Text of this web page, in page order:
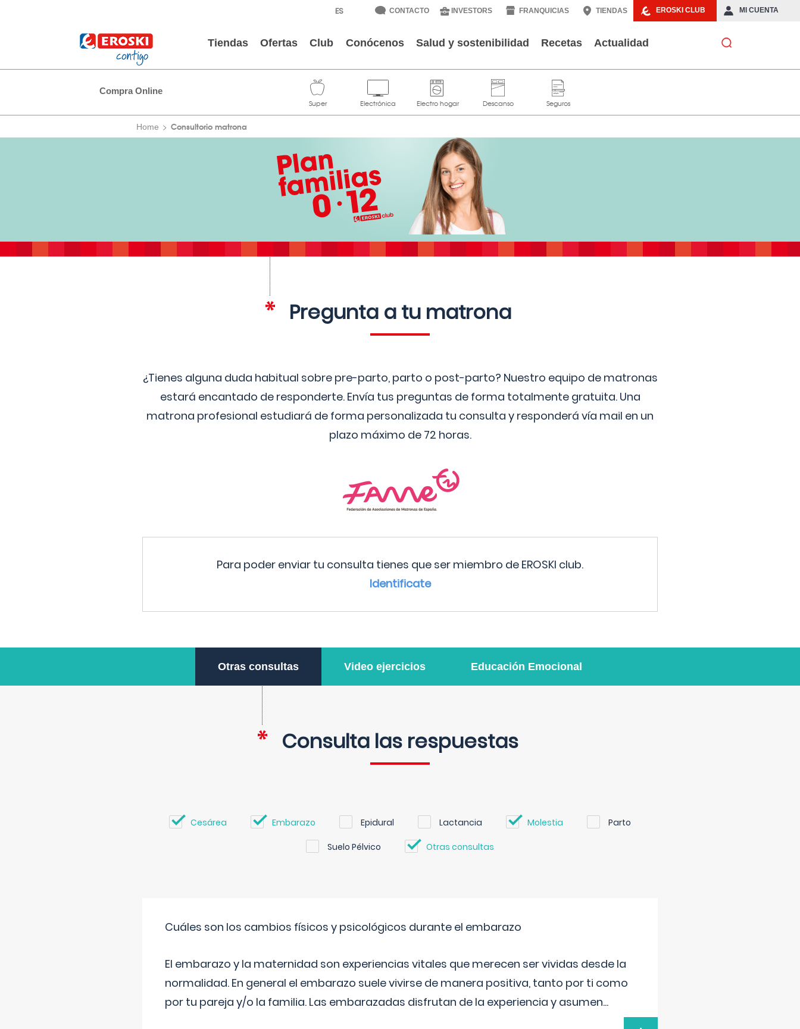
EROSKI CLUB MI CUENTA
CONTACTO INVESTORS FRANQUICIAS TIENDAS
Tiendas Ofertas Club Conócenos Salud y sostenibilidad Recetas Actualidad
Compra Online
Home Consultorio matrona
Pregunta a tu matrona
¿Tienes alguna duda habitual sobre pre-parto, parto o post-parto? Nuestro equipo de matronas
estará encantado de responderte. Envía tus preguntas de forma totalmente gratuita. Una
matrona profesional estudiará de forma personalizada tu consulta y responderá vía mail en un
plazo máximo de 72 horas.
Para poder enviar tu consulta tienes que ser miembro de EROSKI club.
Identificate
Otras consultas Video ejercicios Educación Emocional
Consulta las respuestas
Cesárea Embarazo Epidural Lactancia Molestia Parto
Suelo Pélvico Otras consultas
Cuáles son los cambios físicos y psicológicos durante el embarazo
El embarazo y la maternidad son experiencias vitales que merecen ser vividas desde la
normalidad. En general el embarazo suele vivirse de manera positiva, tanto por ti como
por tu pareja y/o la familia. Las embarazadas disfrutan de la experiencia y asumen...